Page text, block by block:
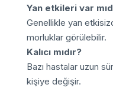
Yan etkileri var
Genellikle yan
morluklar görülebilir.
Kalıcı mıdır?
Bazı hastalar uzun
kişiye değişir.